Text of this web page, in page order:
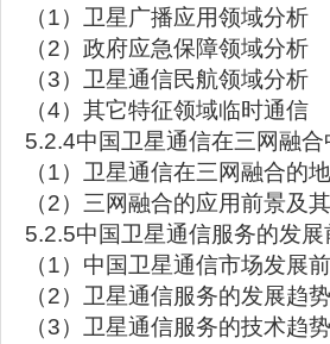
（1）卫星广播应用领域分析
（2）政府应急保障领域分析
（3）卫星通信民航领域分析
（4）其它特征领域临时通信
5.2.4中国卫星通信在三网融合
（1）卫星通信在三网融合的
（2）三网融合的应用前景及
5.2.5中国卫星通信服务的发展
（1）中国卫星通信市场发展
（2）卫星通信服务的发展趋
（3）卫星通信服务的技术趋